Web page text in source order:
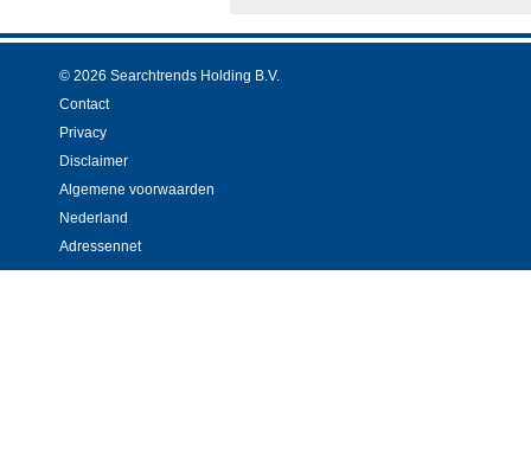
© 2026 Searchtrends Holding B.V.
Contact
Privacy
Disclaimer
Algemene voorwaarden
Nederland
Adressennet